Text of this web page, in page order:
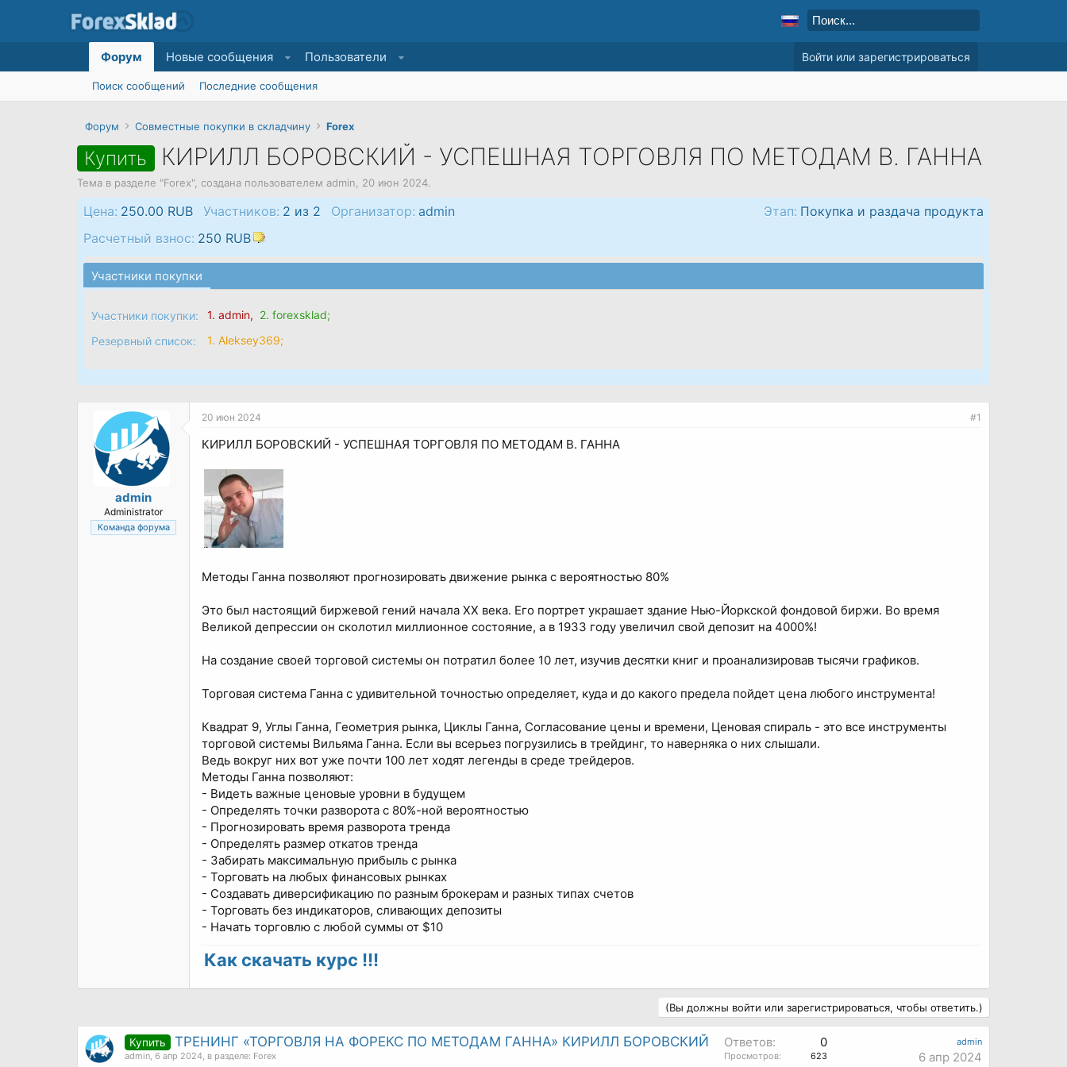
Форум Совместные покупки в складчину Forex
Купить КИРИЛЛ БОРОВСКИЙ - УСПЕШНАЯ ТОРГОВЛЯ ПО МЕТОДАМ В. ГАННА
Тема в разделе "Forex", создана пользователем admin 20 июн 2024.
Этап: Покупка и раздача продукта
Цена: 250.00 RUB Участников: 2 из 2 Организатор: admin
Расчетный взнос: 250 RUB
Участники покупки
Участники покупки: 1. admin, 2. forexsklad;
Резервный список:
1. Aleksey369;
admin
Administrator
Команда форума
20 июн 2024 #1
КИРИЛЛ БОРОВСКИЙ - УСПЕШНАЯ ТОРГОВЛЯ ПО МЕТОДАМ В. ГАННА
Методы Ганна позволяют прогнозировать движение рынка с вероятностью 80%
Это был настоящий биржевой гений начала XX века. Его портрет украшает здание Нью-Йоркской фондовой биржи. Во время
Великой депрессии он сколотил миллионное состояние, а в 1933 году увеличил свой депозит на 4000%!
На создание своей торговой системы он потратил более 10 лет, изучив десятки книг и проанализировав тысячи графиков.
Торговая система Ганна с удивительной точностью определяет, куда и до какого предела пойдет цена любого инструмента!
Квадрат 9, Углы Ганна, Геометрия рынка, Циклы Ганна, Согласование цены и времени, Ценовая спираль - это все инструменты
торговой системы Вильяма Ганна. Если вы всерьез погрузились в трейдинг, то наверняка о них слышали.
Ведь вокруг них вот уже почти 100 лет ходят легенды в среде трейдеров.
Методы Ганна позволяют:
- Видеть важные ценовые уровни в будущем
- Определять точки разворота с 80%-ной вероятностью
- Прогнозировать время разворота тренда
- Определять размер откатов тренда
- Забирать максимальную прибыль с рынка
- Торговать на любых финансовых рынках
- Создавать диверсификацию по разным брокерам и разных типах счетов
- Торговать без индикаторов, сливающих депозиты
- Начать торговлю с любой суммы от $10
Как скачать курс !!!
(Вы должны войти или зарегистрироваться, чтобы ответить.)
Купить ТРЕНИНГ «ТОРГОВЛЯ НА ФОРЕКС ПО МЕТОДАМ ГАННА» КИРИЛЛ БОРОВСКИЙ
admin 6 апр 2024 , в разделе: Forex
Ответов: 0
Просмотров: 623
admin
6 апр 2024
Форум
Поиск сообщений Последние сообщения
Новые сообщения Пользователи Войти или зарегистрироваться